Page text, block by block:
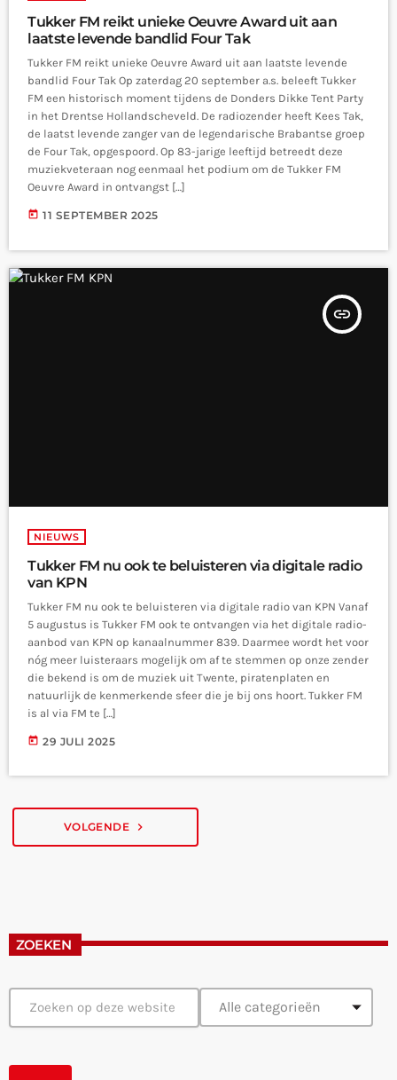
Tukker FM reikt unieke Oeuvre Award uit aan
laatste levende bandlid Four Tak
Tukker FM reikt unieke Oeuvre Award uit aan laatste levende
bandlid Four Tak Op zaterdag 20 september a.s. beleeft Tukker
FM een historisch moment tijdens de Donders Dikke Tent Party
in het Drentse Hollandscheveld. De radiozender heeft Kees Tak,
de laatst levende zanger van de legendarische Brabantse groep
de Four Tak, opgespoord. Op 83-jarige leeftijd betreedt deze
muziekveteraan nog eenmaal het podium om de Tukker FM
Oeuvre Award in ontvangst […]
today 11 SEPTEMBER 2025
insert_link
NIEUWS
Tukker FM nu ook te beluisteren via digitale radio
van KPN
Tukker FM nu ook te beluisteren via digitale radio van KPN Vanaf
5 augustus is Tukker FM ook te ontvangen via het digitale radio-
aanbod van KPN op kanaalnummer 839. Daarmee wordt het voor
nóg meer luisteraars mogelijk om af te stemmen op onze zender
die bekend is om de muziek uit Twente, piratenplaten en
natuurlijk de kenmerkende sfeer die je bij ons hoort. Tukker FM
is al via FM te […]
today 29 JULI 2025
VOLGENDE navigate_next
ZOEKEN